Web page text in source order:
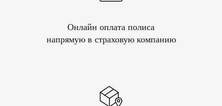
Онлайн оплата полиса
напрямую в страховую компанию